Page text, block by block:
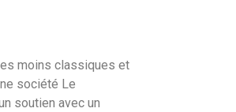
moins classiques et
société Le
soutien avec un